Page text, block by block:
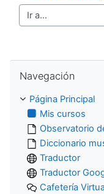
Ir a...
Navegación
Página Principal
Mis cursos
Observatorio
Diccionario
Traductor
Traductor
Cafetería